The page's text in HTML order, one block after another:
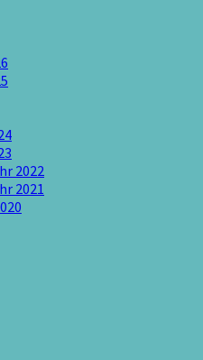
2022
2021